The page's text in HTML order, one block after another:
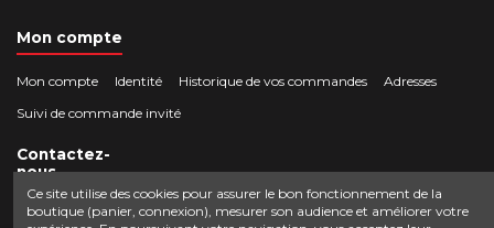
Mon compte
Mon compte Identité Historique de vos commandes
Adresses
Suivi de commande invité
Contactez-
nous
Crocbois-motoculture.com
Ce site utilise des cookies pour assurer le bon fonctionnement de la
boutique (panier, connexion), mesurer son audience et améliorer votre